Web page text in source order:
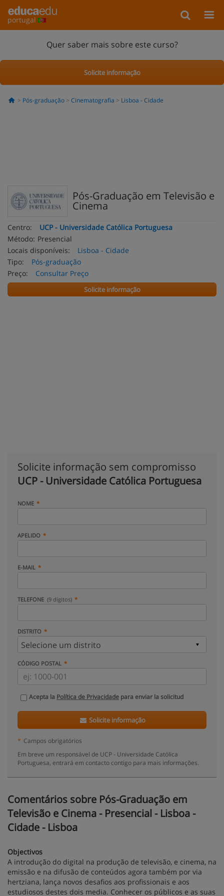
portugal
Quer saber mais sobre este curso?
Solicite informação
Pós-graduação Cinematografia Lisboa - Cidade
Pós-Graduação em Televisão e
Cinema
Centro:
UCP - Universidade Católica Portuguesa
Método: Presencial
Locais disponíveis:
Lisboa - Cidade
Tipo:
Pós-graduação
Preço:
Consultar Preço
Solicite informação
Solicite informação sem compromisso
UCP - Universidade Católica Portuguesa
NOME
APELIDO
E-MAIL
TELEFONE (9 dígitos)
DISTRITO
CÓDIGO POSTAL
Acepta la Política de Privacidade para enviar la solicitud
Solicite informação
* Campos obrigatórios
Em breve um responsável de UCP - Universidade Católica
Portuguesa, entrará em contacto contigo para mais informações.
Comentários sobre Pós-Graduação em
Televisão e Cinema - Presencial - Lisboa -
Cidade - Lisboa
Objectivos
A introdução do digital na produção de televisão, e cinema, na
emissão e na difusão de conteúdos agora também por via
hertziana, lança novos desafios aos profissionais e aos
estudiosos destes dois media. Conhecer os públicos e as suas